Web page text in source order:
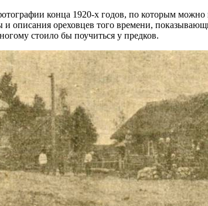
конца 1920-х годов, по которым можно
и описания ореховцев того времени,
стоило бы поучиться у предков.